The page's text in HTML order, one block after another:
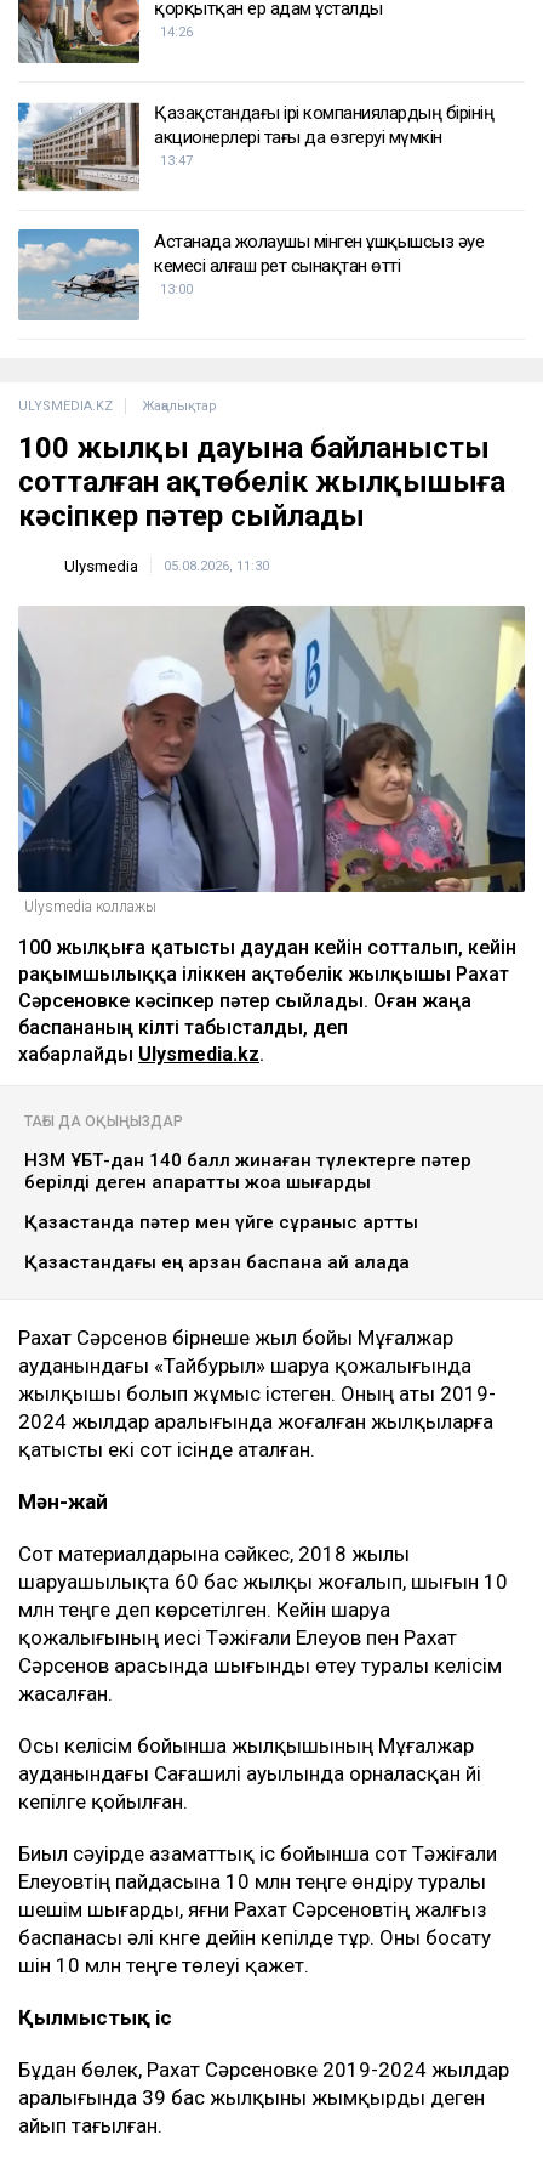
қорқытқан ер адам ұсталды
14:26
Қазақстандағы ірі компаниялардың бірінің
акционерлері тағы да өзгеруі мүмкін
13:47
Астанада жолаушы мінген ұшқышсыз әуе
кемесі алғаш рет сынақтан өтті
13:00
ULYSMEDIA.KZ Жаңалықтар
100 жылқы дауына байланысты
сотталған ақтөбелік жылқышыға
кәсіпкер пәтер сыйлады
Ulysmedia 05.08.2026, 11:30
Ulysmedia коллажы
100 жылқыға қатысты даудан кейін сотталып, кейін
рақымшылыққа іліккен ақтөбелік жылқышы Рахат
Сәрсеновке кәсіпкер пәтер сыйлады. Оған жаңа
баспананың кілті табысталды, деп
хабарлайды Ulysmedia.kz.
ТАҒЫ ДА ОҚЫҢЫЗДАР
НЗМ ҰБТ-дан 140 балл жинаған түлектерге пәтер
берілді деген ақпаратты жоққа шығарды
Қазақстанда пәтер мен үйге сұраныс артты
Қазақстандағы ең арзан баспана қай қалада
Рахат Сәрсенов бірнеше жыл бойы Мұғалжар
ауданындағы «Тайбурыл» шаруа қожалығында
жылқышы болып жұмыс істеген. Оның аты 2019-
2024 жылдар аралығында жоғалған жылқыларға
қатысты екі сот ісінде аталған.
Мән-жай
Сот материалдарына сәйкес, 2018 жылы
шаруашылықта 60 бас жылқы жоғалып, шығын 10
млн теңге деп көрсетілген. Кейін шаруа
қожалығының иесі Тәжіғали Елеуов пен Рахат
Сәрсенов арасында шығынды өтеу туралы келісім
жасалған.
Осы келісім бойынша жылқышының Мұғалжар
ауданындағы Сағашилі ауылында орналасқан үйі
кепілге қойылған.
Биыл сәуірде азаматтық іс бойынша сот Тәжіғали
Елеуовтің пайдасына 10 млн теңге өндіру туралы
шешім шығарды, яғни Рахат Сәрсеновтің жалғыз
баспанасы әлі күнге дейін кепілде тұр. Оны босату
үшін 10 млн теңге төлеуі қажет.
Қылмыстық іс
Бұдан бөлек, Рахат Сәрсеновке 2019-2024 жылдар
аралығында 39 бас жылқыны жымқырды деген
айып тағылған.